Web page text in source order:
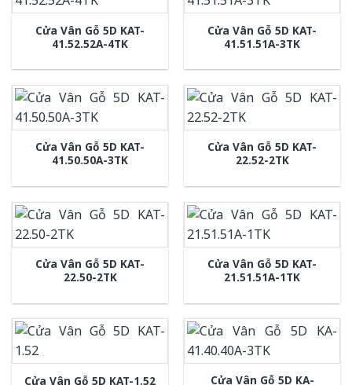
Cửa Vân Gỗ 5D KAT-
41.52.52A-4TK
Cửa Vân Gỗ 5D KAT-
41.51.51A-3TK
Cửa Vân Gỗ 5D KAT-
41.50.50A-3TK
Cửa Vân Gỗ 5D KAT-
22.52-2TK
Cửa Vân Gỗ 5D KAT-
22.50-2TK
Cửa Vân Gỗ 5D KAT-
21.51.51A-1TK
Cửa Vân Gỗ 5D KAT-1.52
Cửa Vân Gỗ 5D KA-